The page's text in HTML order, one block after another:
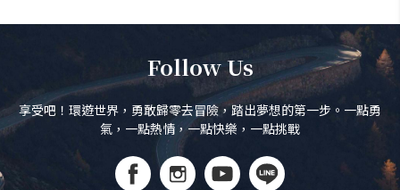
Follow Us
享受吧！環遊世界，勇敢歸零去冒險，踏出夢想的第一步。一點勇
氣，一點熱情，一點快樂，一點挑戰